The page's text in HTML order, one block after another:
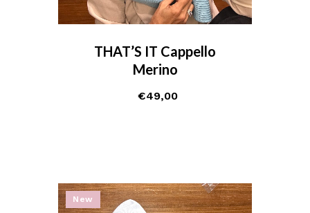
THAT’S IT Cappello
Merino
€49,00
New